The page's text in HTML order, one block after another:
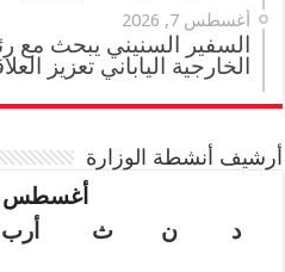
أغسطس 7, 2026
السفير السنيني يبحث مع
الخارجية الياباني تعزيز
أرشيف أنشطة الوزارة
أغسطس
د
ن ث أرب